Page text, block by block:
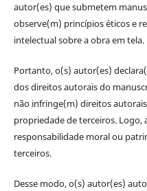
autor(es) que submetem
observe(m) princípios éticos e
intelectual sobre a obra em tela.
Portanto, o(s) autor(es)
dos direitos autorais do
não infringe(m) direitos
propriedade de terceiros. Logo,
responsabilidade moral ou
terceiros.
Desse modo, o(s) autor(es)